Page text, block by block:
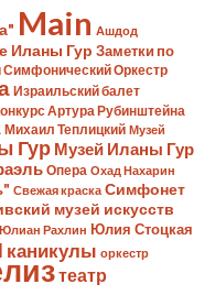
Main Ашдод
Иланы Гур Заметки по
Оркестр
Израильский балет
Артура Рубинштейна
Михаил Теплицкий Музей
Гур Музей Иланы Гур
Опера Охад Нахарин
Свежая краска Симфонет
музей искусств
Юлиан Рахлин Юлия Стоцкая
каникулы оркестр
театр